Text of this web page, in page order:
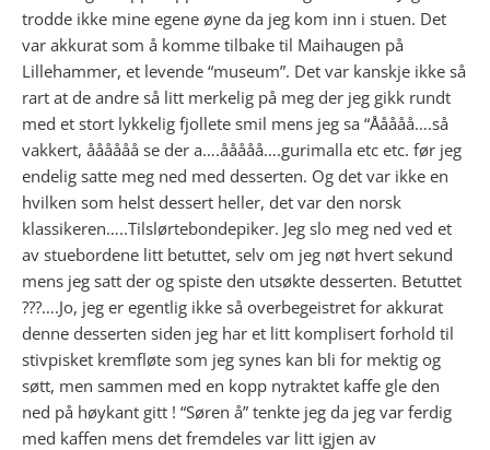
trodde ikke mine egene øyne da jeg kom inn i stuen. Det
var akkurat som å komme tilbake til Maihaugen på
Lillehammer, et levende “museum”. Det var kanskje ikke så
rart at de andre så litt merkelig på meg der jeg gikk rundt
med et stort lykkelig fjollete smil mens jeg sa “Ååååå….så
vakkert, åååååå se der a….ååååå….gurimalla etc etc. før jeg
endelig satte meg ned med desserten. Og det var ikke en
hvilken som helst dessert heller, det var den norsk
klassikeren…..Tilslørtebondepiker. Jeg slo meg ned ved et
av stuebordene litt betuttet, selv om jeg nøt hvert sekund
mens jeg satt der og spiste den utsøkte desserten. Betuttet
???….Jo, jeg er egentlig ikke så overbegeistret for akkurat
denne desserten siden jeg har et litt komplisert forhold til
stivpisket kremfløte som jeg synes kan bli for mektig og
søtt, men sammen med en kopp nytraktet kaffe gle den
ned på høykant gitt ! “Søren å” tenkte jeg da jeg var ferdig
med kaffen mens det fremdeles var litt igjen av